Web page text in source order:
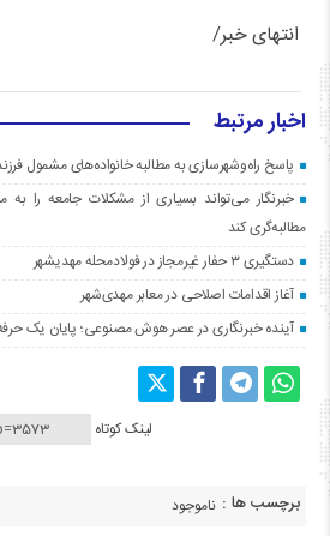
انتهای خبر/
اخبار مرتبط
پاسخ راه‌وشهرسازی به مطالبه خانواده‌های مشمول
خبرنگار می‌تواند بسیاری از مشکلات جامعه را
مطالبه‌گری کند
دستگیری ۳ حفار غیرمجاز در فولادمحله مهدیشهر
آغاز اقدامات اصلاحی در معابر مهدی‌شهر
آینده خبرنگاری در عصر هوش مصنوعی؛ پایان یک حرفه
لینک کوتاه
برچسب ها : ناموجود